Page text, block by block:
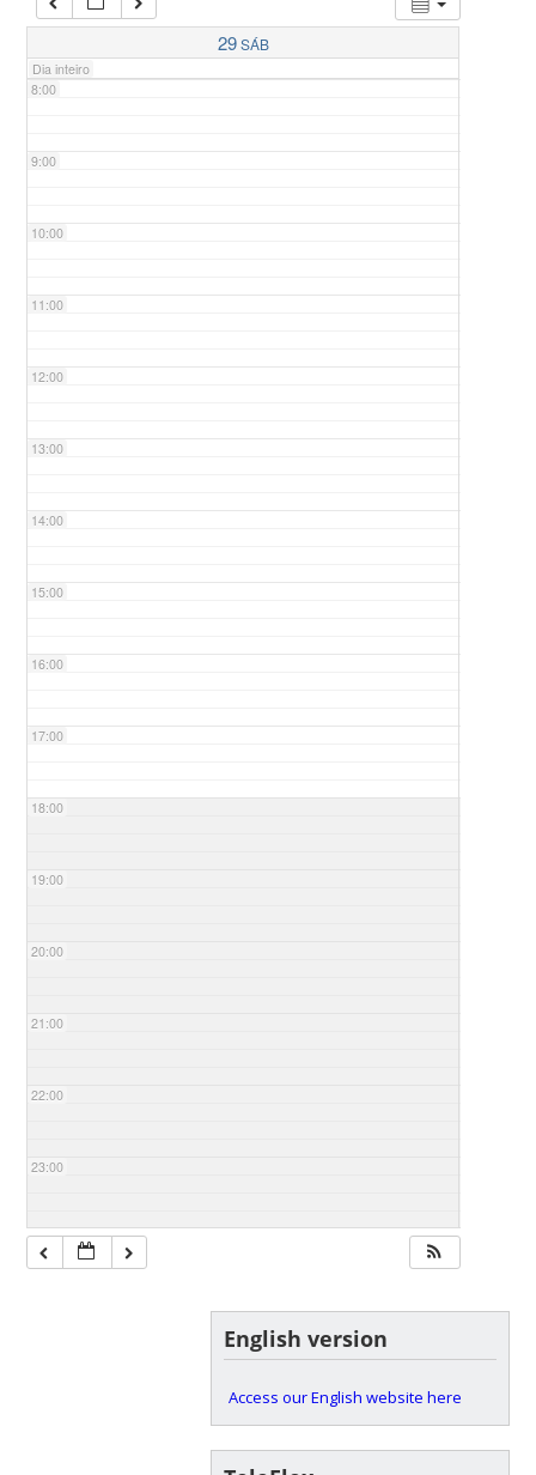
29SÁB
Dia inteiro
7:00
8:00
9:00
10:00
11:00
12:00
13:00
14:00
15:00
16:00
17:00
18:00
19:00
20:00
21:00
22:00
23:00
English version
Access our English website here